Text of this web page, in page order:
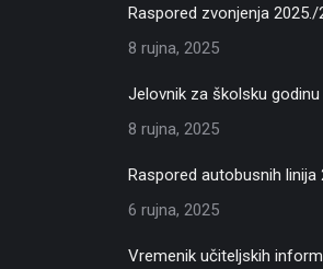
Raspored zvonjenja 2025./
8 rujna, 2025
Jelovnik za školsku godinu
8 rujna, 2025
Raspored autobusnih linija
6 rujna, 2025
Vremenik učiteljskih